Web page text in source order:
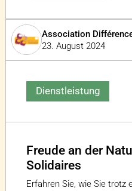
Association
23. August 2024
Dienstleistung
Freude an der
Solidaires
Erfahren Sie, wie Sie trotz